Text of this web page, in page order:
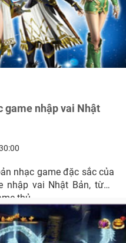
game nhập vai Nhật
nhạc game đặc sắc của
nhập vai Nhật Bản, từng
thủ